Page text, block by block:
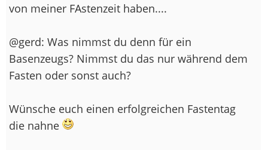
von meiner FAstenzeit haben....
@gerd: Was nimmst du denn für ein
Basenzeugs? Nimmst du das nur während dem
Fasten oder sonst auch?
Wünsche euch einen erfolgreichen Fastentag
die nahne